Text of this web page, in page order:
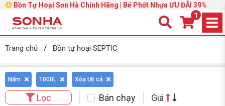
Bồn Tự Hoại Sơn Hà Chính Hãng | Bể Phốt Nhựa ƯU ĐÃI 39%
1
Trang chủ / Bồn tự hoại SEPTIC
Nấm 1000L Xóa tất cả
Lọc Bán chạy Giá